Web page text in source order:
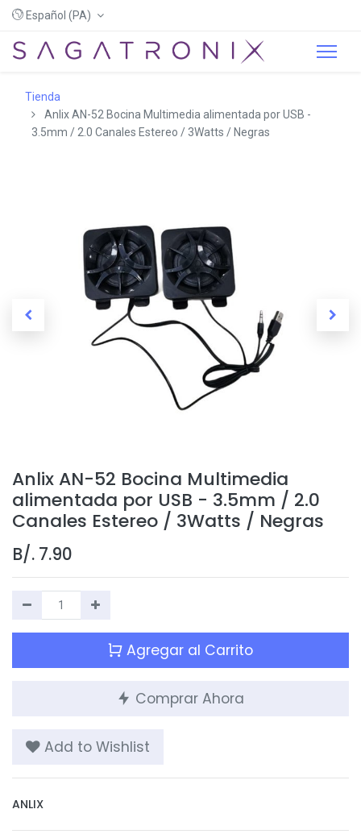
Español (PA)
Tienda
Anlix AN-52 Bocina Multimedia alimentada por USB -
3.5mm / 2.0 Canales Estereo / 3Watts / Negras
Anlix AN-52 Bocina Multimedia
alimentada por USB - 3.5mm / 2.0
Canales Estereo / 3Watts / Negras
B/. 7.90
Agregar al Carrito
Comprar Ahora
Add to Wishlist
ANLIX